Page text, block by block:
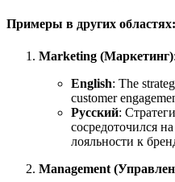
Примеры в других областях:
Marketing (Маркетинг):
English: The
customer
Русский:
сосредоточился
лояльности к
Management